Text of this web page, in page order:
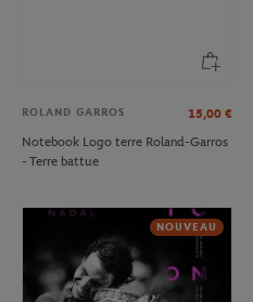
ROLAND GARROS 15,00 €
Notebook Logo terre Roland-Garros
- Terre battue
NOUVEAU